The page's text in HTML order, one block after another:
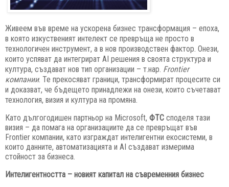
Живеем във време на ускорена бизнес трансформация – епоха,
в която изкуственият интелект се превръща не просто в
технологичен инструмент, а в нов производствен фактор. Онези,
които успяват да интегрират AI решения в своята структура и
култура, създават нов тип организации – т.нар. Frontier
компании. Те прекосяват граници, трансформират процесите си
и доказват, че бъдещето принадлежи на онези, които съчетават
технология, визия и култура на промяна.
Като дългогодишен партньор на Microsoft, ФТС споделя тази
визия – да помага на организациите да се превръщат във
Frontier компании, като изграждат интелигентни екосистеми, в
които данните, автоматизацията и AI създават измерима
стойност за бизнеса.
Интелигентността – новият капитал на съвременния бизнес